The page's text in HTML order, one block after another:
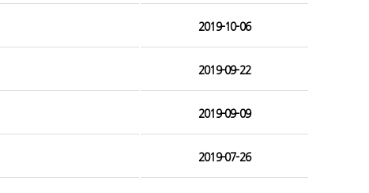
2019-10-06
2019-09-22
2019-09-09
2019-07-26